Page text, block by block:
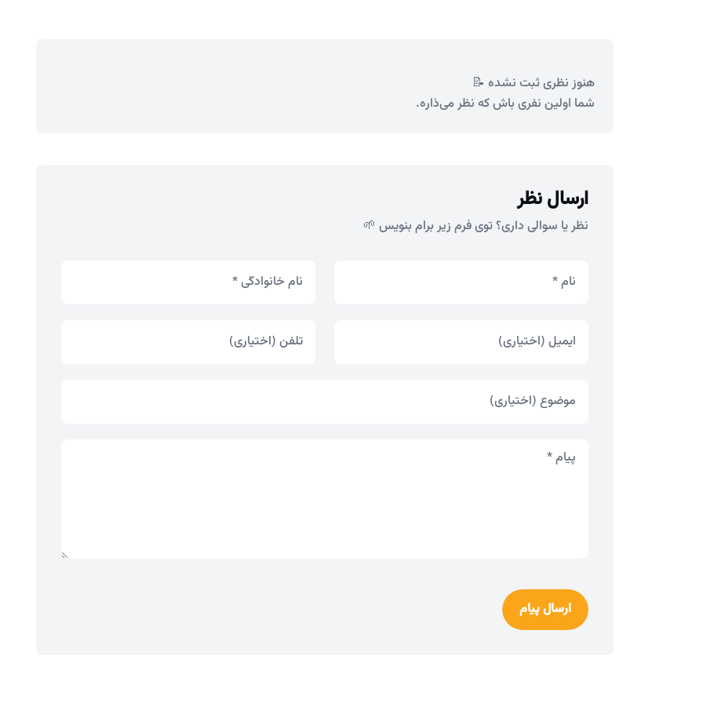
هنوز نظری ثبت نشده 📝
شما اولین نفری باش که نظر می‌ذاره.
ارسال نظر
نظر یا سوالی داری؟ توی فرم زیر برام بنویس 🌱
ارسال پیام